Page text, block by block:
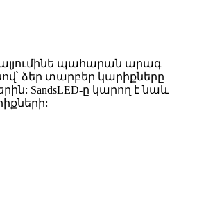
ալյումինե պահարան արագ
ձեր տարբեր կարիքները
SandsLED-ը կարող է նաև